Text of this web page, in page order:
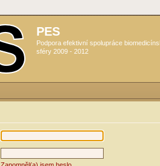
PES
Podpora efektivní spolupráce
sféry 2009 - 2012